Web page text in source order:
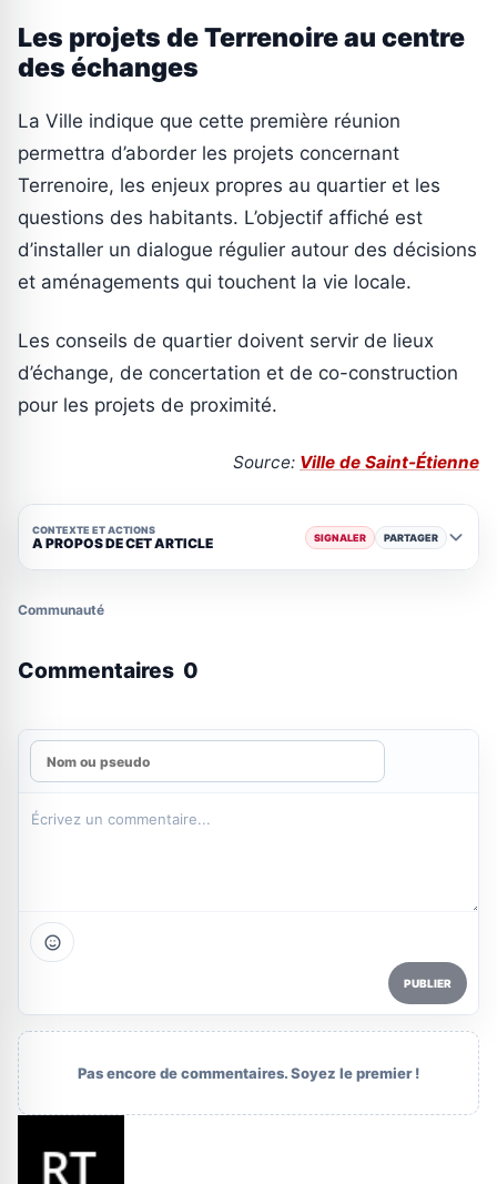
Les projets de Terrenoire au centre
des échanges
La Ville indique que cette première réunion
permettra d’aborder les projets concernant
Terrenoire, les enjeux propres au quartier et les
questions des habitants. L’objectif affiché est
d’installer un dialogue régulier autour des décisions
et aménagements qui touchent la vie locale.
Les conseils de quartier doivent servir de lieux
d’échange, de concertation et de co-construction
pour les projets de proximité.
Source: Ville de Saint-Étienne
CONTEXTE ET ACTIONS
A PROPOS DE CET ARTICLE SIGNALER PARTAGER
Communauté
Commentaires 0
PUBLIER
Pas encore de commentaires. Soyez le premier !